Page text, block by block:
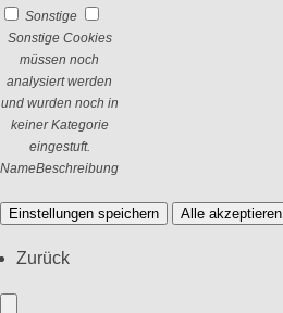
Sonstige
Sonstige Cookies
müssen noch
analysiert werden
und wurden noch in
keiner Kategorie
eingestuft.
NameBeschreibung
Einstellungen speichern Alle akzeptieren
Zurück